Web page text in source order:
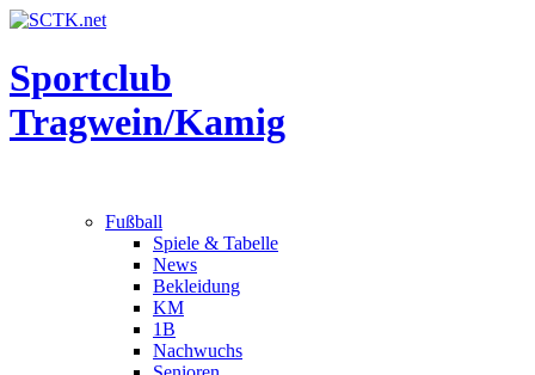
Sportclub
Tragwein/Kamig
Fußball
Spiele & Tabelle
News
Bekleidung
KM
1B
Nachwuchs